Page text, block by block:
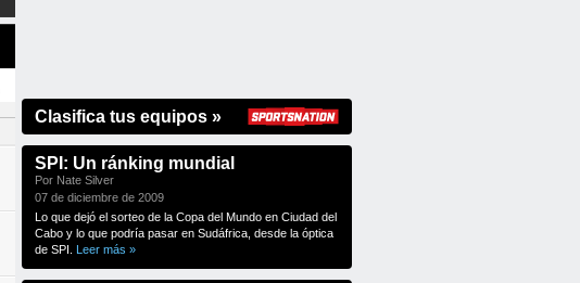
Clasifica tus equipos »
SPI: Un ránking mundial
Por Nate Silver
07 de diciembre de 2009
Lo que dejó el sorteo de la Copa del Mundo en Ciudad del
Cabo y lo que podría pasar en Sudáfrica, desde la óptica
de SPI. Leer más »